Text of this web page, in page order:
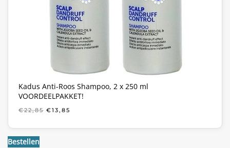
Kadus Anti-Roos Shampoo, 2 x 250 ml
VOORDEELPAKKET!
€22,85 OORSPRONKELIJKE
€13,85
Bestellen